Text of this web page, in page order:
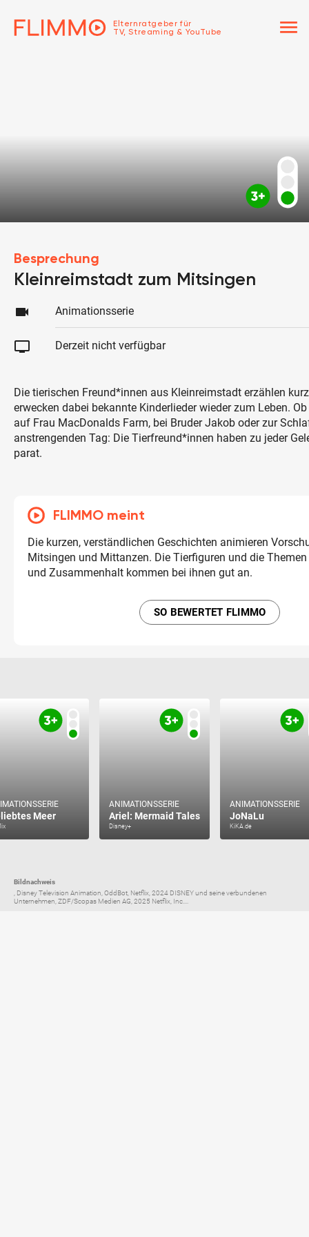
Elternratgeber für
TV, Streaming & YouTube
menu
Besprechung
Kleinreimstadt zum Mitsingen
videocam Animationsserie
tv Derzeit nicht verfügbar
Die tierischen Freund*innen aus Kleinreimstadt erzählen
erwecken dabei bekannte Kinderlieder wieder zum Leben.
auf Frau MacDonalds Farm, bei Bruder Jakob oder zur
anstrengenden Tag: Die Tierfreund*innen haben zu jeder
parat.
FLIMMO meint
Die kurzen, verständlichen Geschichten animieren
Mitsingen und Mittanzen. Die Tierfiguren und die
und Zusammenhalt kommen bei ihnen gut an.
SO BEWERTET FLIMMO
Meer
ANIMATIONSSERIE
Ariel: Mermaid Tales
Disney+
ANIMATIONSSERIE
JoNaLu
KiKA.de
Bildnachweis
, Disney Television Animation, OddBot, Netflix, 2024 DISNEY und seine verbundenen
Unternehmen, ZDF/Scopas Medien AG, 2025 Netflix, Inc....